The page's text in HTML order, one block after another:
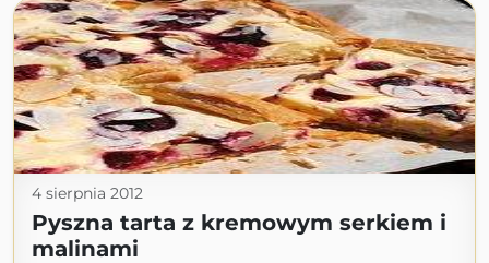
4 sierpnia 2012
Pyszna tarta z kremowym serkiem i
malinami